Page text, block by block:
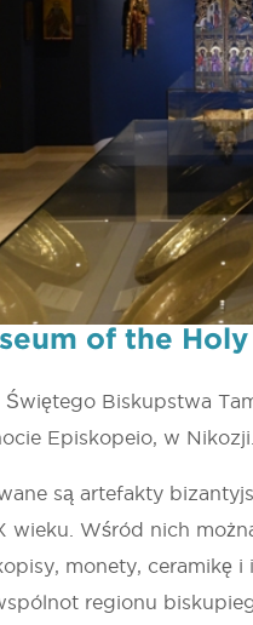
of the
Biskupstwa
Episkopeio, w Nikozji.
są artefakty
wieku. Wśród nich
monety, ceramikę
regionu